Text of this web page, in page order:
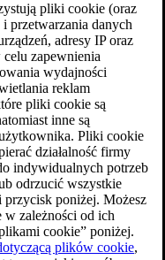
pliki cookie (oraz
przetwarzania danych
adresy IP oraz
zapewnienia
wydajności
reklam
pliki cookie są
inne są
Pliki cookie
działalność firmy
indywidualnych potrzeb
odrzucić wszystkie
poniżej. Możesz
zależności od ich
cookie” poniżej.
plików cookie,